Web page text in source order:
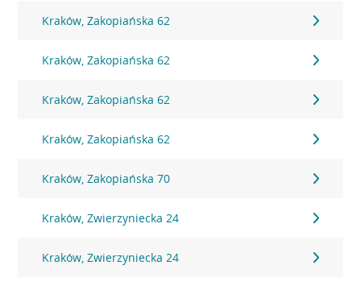
Kraków, Zakopiańska 62
Kraków, Zakopiańska 62
Kraków, Zakopiańska 62
Kraków, Zakopiańska 62
Kraków, Zakopiańska 70
Kraków, Zwierzyniecka 24
Kraków, Zwierzyniecka 24